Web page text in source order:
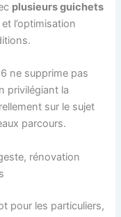
plusieurs guichets
l’optimisation
ne supprime pas
privilégiant la
sur le sujet
parcours.
rénovation
pour les particuliers,